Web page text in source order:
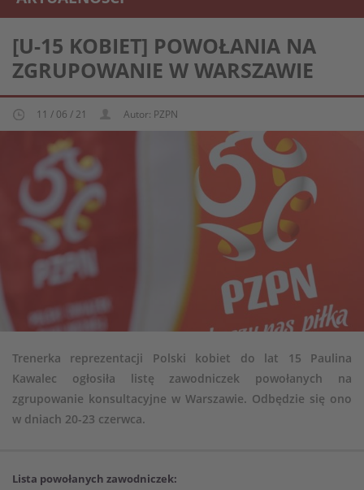
REPREZENTACJA KOBIECA U-15
[U-15 KOBIET] POWOŁANIA NA
ZGRUPOWANIE W WARSZAWIE
11 / 06 / 21 Autor: PZPN
Trenerka reprezentacji Polski kobiet do lat 15 Paulina
Kawalec ogłosiła listę zawodniczek powołanych na
zgrupowanie konsultacyjne w Warszawie. Odbędzie się ono
w dniach 20-23 czerwca.
Lista powołanych zawodniczek: